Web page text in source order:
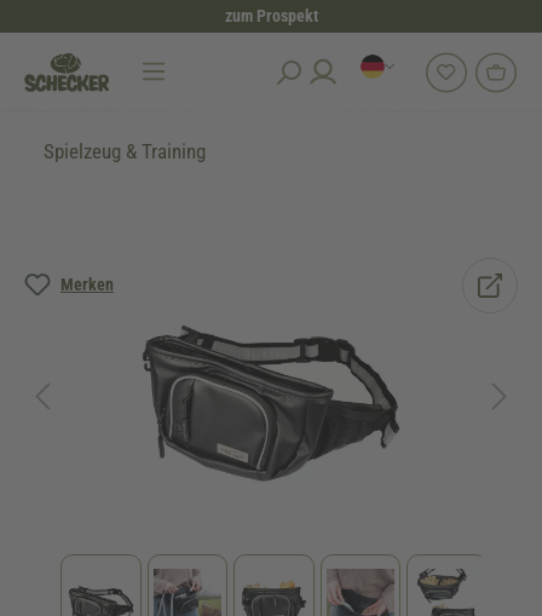
zum Prospekt
Spielzeug & Training
Merken
Bildergalerie überspringen